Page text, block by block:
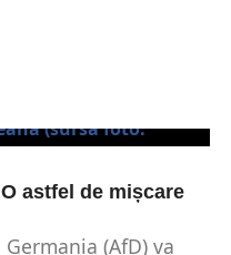
astfel de mișcare
(AfD) va